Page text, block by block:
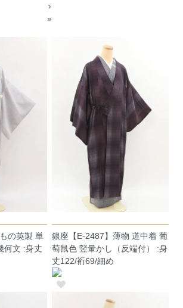
›
»
の英製 単
何文 :身丈
銀座【E-2487】薄物 道中着 葡
萄鼠色 竪暈かし（反端付） :身
丈122/裄69/細め